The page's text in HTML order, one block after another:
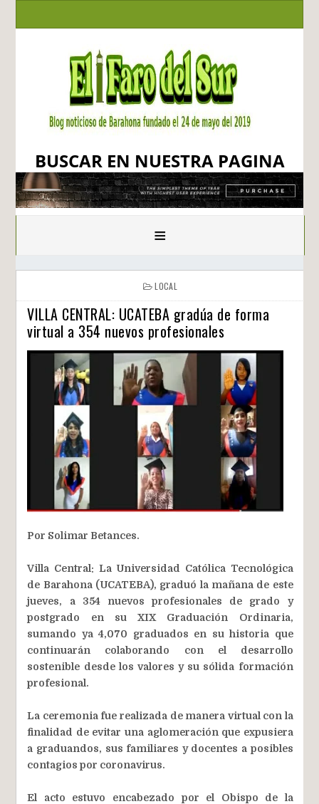
BUSCAR EN NUESTRA PAGINA
≡
LOCAL
VILLA CENTRAL: UCATEBA gradúa de forma
virtual a 354 nuevos profesionales
Por Solimar Betances.
Villa Central: La Universidad Católica Tecnológica
de Barahona (UCATEBA), graduó la mañana de este
jueves, a 354 nuevos profesionales de grado y
postgrado en su XIX Graduación Ordinaria,
sumando ya 4,070 graduados en su historia que
continuarán colaborando con el desarrollo
sostenible desde los valores y su sólida formación
profesional.
La ceremonia fue realizada de manera virtual con la
finalidad de evitar una aglomeración que expusiera
a graduandos, sus familiares y docentes a posibles
contagios por coronavirus.
El acto estuvo encabezado por el Obispo de la